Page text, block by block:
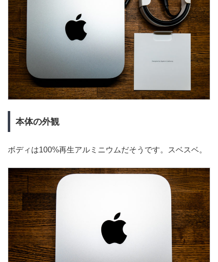
本体の外観
ボディは100%再生アルミニウムだそうです。スベスベ。